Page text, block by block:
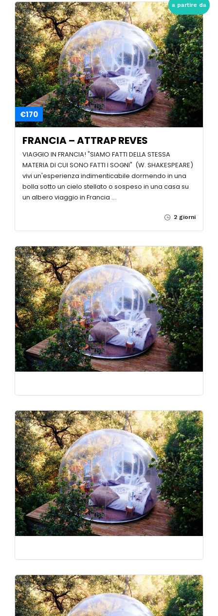
a partire da
€170
FRANCIA – ATTRAP REVES
VIAGGIO IN FRANCIA! "SIAMO FATTI DELLA STESSA
MATERIA DI CUI SONO FATTI I SOGNI" (W. SHAKESPEARE)
vivi un'esperienza indimenticabile dormendo in una
bolla sotto un cielo stellato o sospeso in una casa su
un albero viaggio in Francia …
2 giorni